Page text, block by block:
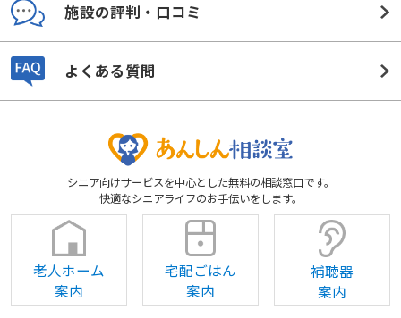
施設の評判・口コミ
よくある質問
シニア向けサービスを中心とした無料の相談窓口です。
快適なシニアライフのお手伝いをします。
老人ホーム
案内
宅配ごはん
案内
補聴器
案内